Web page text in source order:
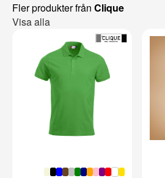
Fler produkter från Clique
Visa alla